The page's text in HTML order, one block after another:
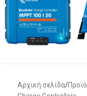
Αρχική σελίδα/